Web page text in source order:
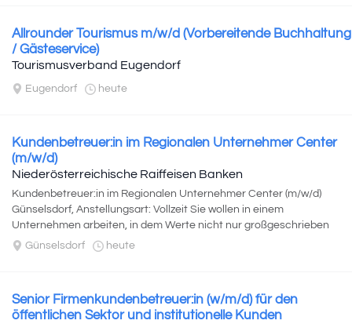
Allrounder Tourismus m/w/d (Vorbereitende Buchhaltung
/ Gästeservice)
Tourismusverband Eugendorf
Eugendorf heute
Kundenbetreuer:in im Regionalen Unternehmer Center
(m/w/d)
Niederösterreichische Raiffeisen Banken
Kundenbetreuer:in im Regionalen Unternehmer Center (m/w/d)
Günselsdorf, Anstellungsart: Vollzeit Sie wollen in einem
Unternehmen arbeiten, in dem Werte nicht nur großgeschrieben
sind...Günselsdorf heute
Senior Firmenkundenbetreuer:in (w/m/d) für den
öffentlichen Sektor und institutionelle Kunden